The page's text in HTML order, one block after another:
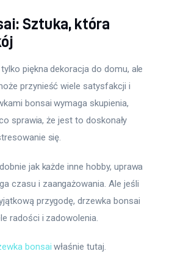
Sztuka, która
piękna dekoracja do domu, ale
przynieść wiele satysfakcji i
bonsai wymaga skupienia,
sprawia, że jest to doskonały
się.
jak każde inne hobby, uprawa
czasu i zaangażowania. Ale jeśli
przygodę, drzewka bonsai
radości i zadowolenia.
bonsai właśnie tutaj.